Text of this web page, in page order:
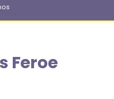
Feroe